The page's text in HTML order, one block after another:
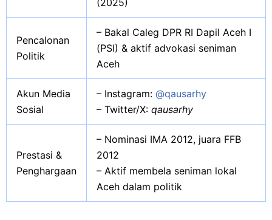
(2025)
Pencalonan
Politik
– Bakal Caleg DPR RI Dapil Aceh I
(PSI) & aktif advokasi seniman
Aceh
Akun Media
Sosial
– Instagram: @qausarhy
– Twitter/X: qausarhy
Prestasi &
Penghargaan
– Nominasi IMA 2012, juara FFB
2012
– Aktif membela seniman lokal
Aceh dalam politik